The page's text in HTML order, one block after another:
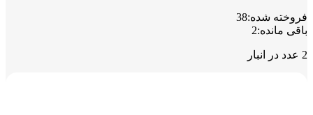
فروخته شده:38
باقی مانده:2
2 عدد در انبار